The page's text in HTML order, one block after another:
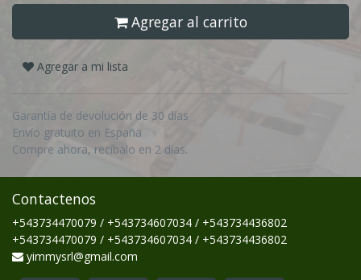
Agregar al carrito
Agregar a mi lista
Garantía de devolución de 30 días
Envío gratuito en España
Compre ahora, recíbalo en 2 días.
Contactenos
+543734470079 / +543734607034 / +543734436802
+543734470079 / +543734607034 / +543734436802
yimmysrl@gmail.com